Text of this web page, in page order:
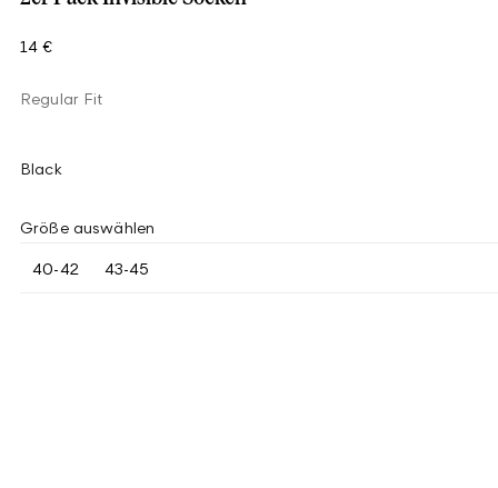
14 €
Regular Fit
Black
Größe auswählen
40-42 43-45